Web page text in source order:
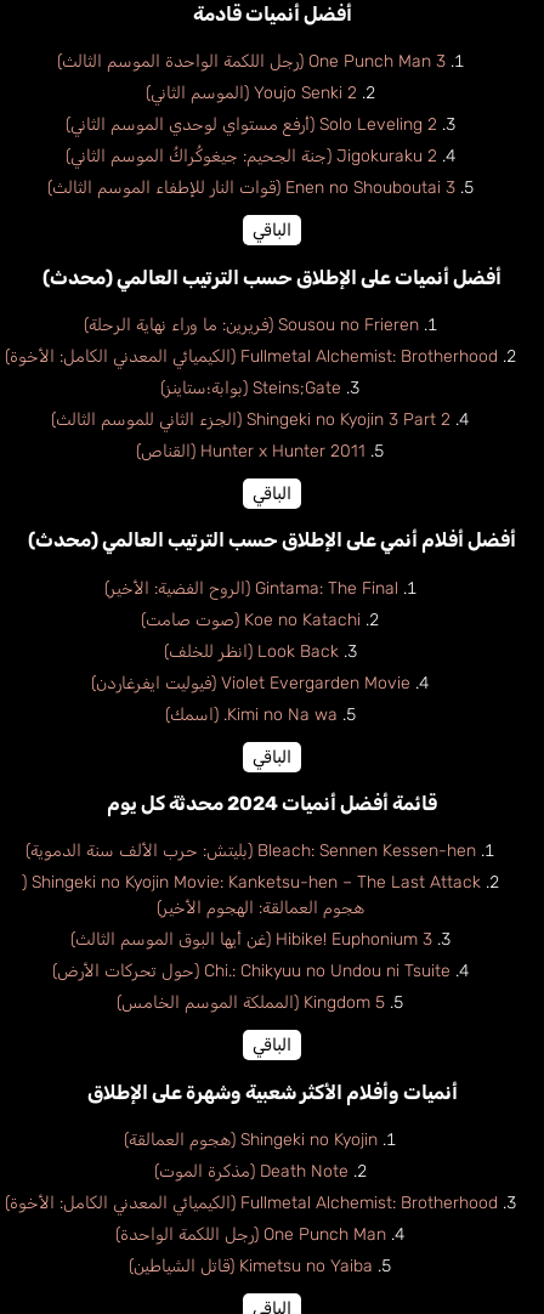
أفضل أنميات قادمة
One Punch Man 3 (رجل اللكمة الواحدة الموسم الثالث)
Youjo Senki 2 (الموسم الثاني)
Solo Leveling 2 (أرفع مستواي لوحدي الموسم الثاني)
Jigokuraku 2 (جنة الجحيم: جيغوكُراكُ الموسم الثاني)
Enen no Shouboutai 3 (قوات النار للإطفاء الموسم الثالث)
الباقي
أفضل أنميات على الإطلاق حسب الترتيب العالمي (محدث)
Sousou no Frieren (فريرين: ما وراء نهاية الرحلة)
Fullmetal Alchemist: Brotherhood (الكيميائي المعدني الكامل: الأخوة)
Steins;Gate (بوابة؛ستاينز)
Shingeki no Kyojin 3 Part 2 (الجزء الثاني للموسم الثالث)
Hunter x Hunter 2011 (القناص)
الباقي
أفضل أفلام أنمي على الإطلاق حسب الترتيب العالمي (محدث)
Gintama: The Final (الروح الفضية: الأخير)
Koe no Katachi (صوت صامت)
Look Back (انظر للخلف)
Violet Evergarden Movie (فيوليت ايفرغاردن)
Kimi no Na wa. (اسمك)
الباقي
قائمة أفضل أنميات 2024 محدثة كل يوم
Bleach: Sennen Kessen-hen (بليتش: حرب الألف سنة الدموية)
Shingeki no Kyojin Movie: Kanketsu-hen – The Last Attack (
هجوم العمالقة: الهجوم الأخير)
Hibike! Euphonium 3 (غن أيها البوق الموسم الثالث)
Chi.: Chikyuu no Undou ni Tsuite (حول تحركات الأرض)
Kingdom 5 (المملكة الموسم الخامس)
الباقي
أنميات وأفلام الأكثر شعبية وشهرة على الإطلاق
Shingeki no Kyojin (هجوم العمالقة)
Death Note (مذكرة الموت)
Fullmetal Alchemist: Brotherhood (الكيميائي المعدني الكامل: الأخوة)
One Punch Man (رجل اللكمة الواحدة)
Kimetsu no Yaiba (قاتل الشياطين)
الباقي